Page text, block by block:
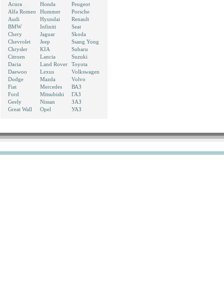
Acura
Alfa Romeo
Audi
BMW
Chery
Chevrolet
Chrysler
Citroen
Dacia
Daewoo
Dodge
Fiat
Ford
Geely
Great Wall
Honda
Hummer
Hyundai
Infiniti
Jaguar
Jeep
KIA
Lancia
Land Rover
Lexus
Mazda
Mercedes
Mitsubishi
Nissan
Opel
Peugeot
Porsche
Renault
Seat
Skoda
Ssang Yong
Subaru
Suzuki
Toyota
Volkswagen
Volvo
ВАЗ
ГАЗ
ЗАЗ
УАЗ